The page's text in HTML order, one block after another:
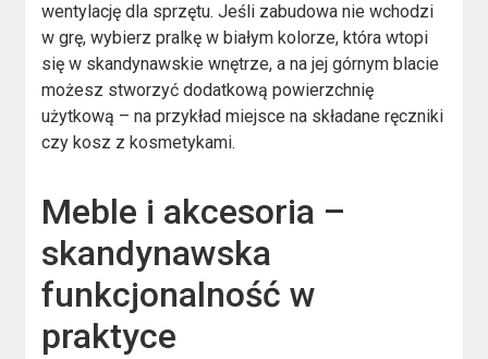
wentylację dla sprzętu. Jeśli zabudowa nie wchodzi
w grę, wybierz pralkę w białym kolorze, która wtopi
się w skandynawskie wnętrze, a na jej górnym blacie
możesz stworzyć dodatkową powierzchnię
użytkową – na przykład miejsce na składane ręczniki
czy kosz z kosmetykami.
Meble i akcesoria –
skandynawska
funkcjonalność w
praktyce